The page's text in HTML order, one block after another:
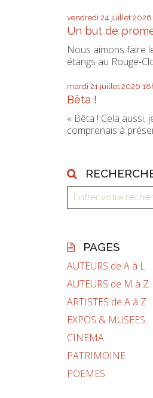
vendredi 24 juillet 2026
Un but de
Nous aimons faire
étangs au Rouge-
mardi 21 juillet 2026
Bêta !
« Bêta ! Cela aussi,
comprenais à
PAGES
AUTEURS de A à L
AUTEURS de M à Z
ARTISTES de A à Z
EXPOS & MUSEES
CINEMA
PATRIMOINE
POEMES